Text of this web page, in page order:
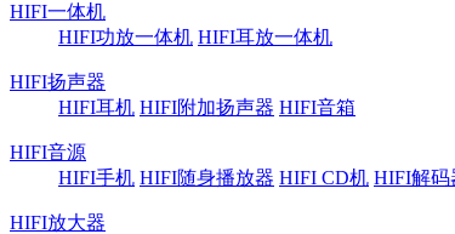
HIFI一体机
HIFI功放一体机 HIFI耳放一体机
HIFI扬声器
HIFI耳机 HIFI附加扬声器 HIFI音箱
HIFI音源
HIFI手机 HIFI随身播放器 HIFI CD机 HIFI解码
HIFI放大器